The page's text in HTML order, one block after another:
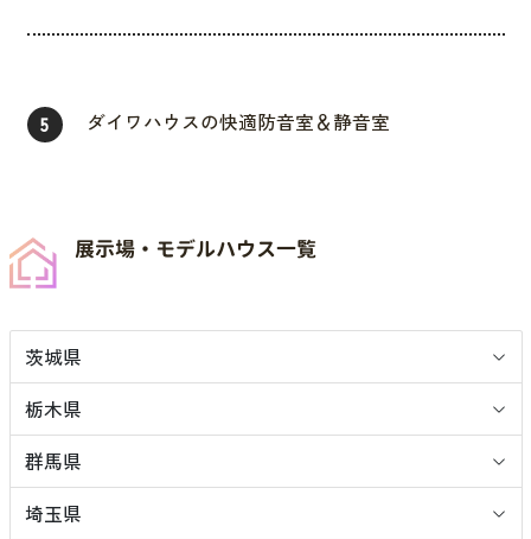
5 ダイワハウスの快適防音室＆静音室
展示場・モデルハウス一覧
茨城県
栃木県
群馬県
埼玉県